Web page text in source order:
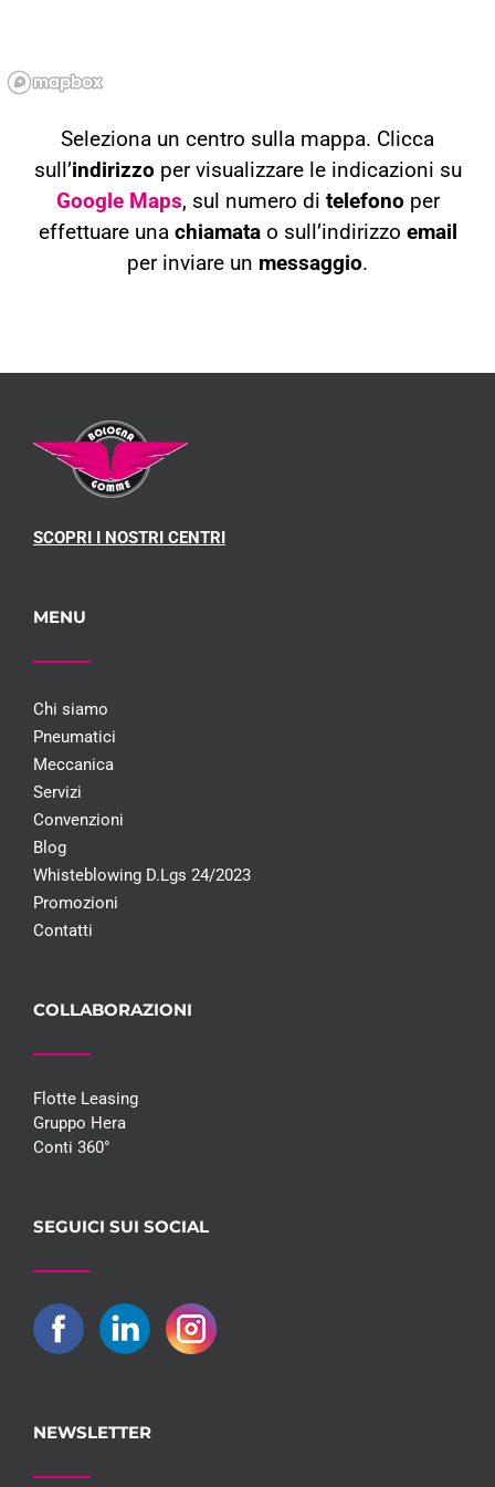
Seleziona un centro sulla mappa. Clicca
sull’indirizzo per visualizzare le indicazioni su
Google Maps, sul numero di telefono per
effettuare una chiamatao sull’indirizzo email
per inviare un messaggio.
SCOPRI I NOSTRI CENTRI
MENU
Chi siamo
Pneumatici
Meccanica
Servizi
Convenzioni
Blog
Whisteblowing D.Lgs 24/2023
Promozioni
Contatti
COLLABORAZIONI
Flotte Leasing
Gruppo Hera
Conti 360°
SEGUICI SUI SOCIAL
NEWSLETTER